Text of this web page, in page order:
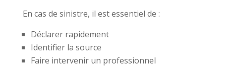
En cas de sinistre, il est essentiel de :
Déclarer rapidement
Identifier la source
Faire intervenir un professionnel